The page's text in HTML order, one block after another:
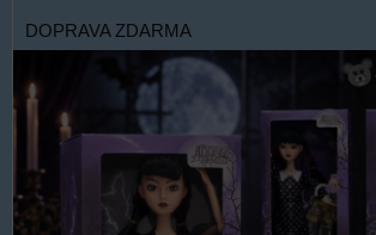
DOPRAVA ZDARMA